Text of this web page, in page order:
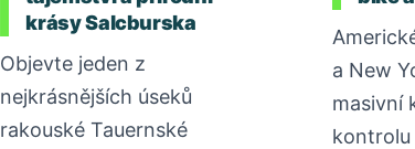
krásy Salcburska
Objevte jeden z
nejkrásnějších úseků
rakouské Tauernské
a New
masivní